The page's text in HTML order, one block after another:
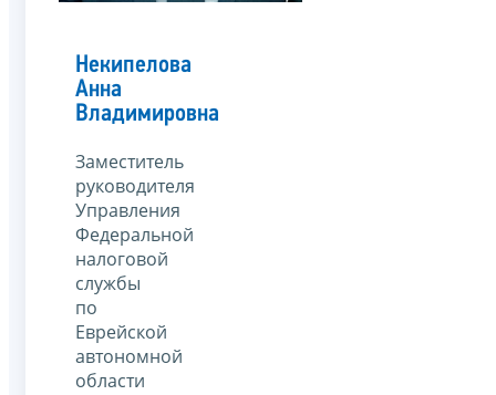
Некипелова
Анна
Владимировна
Заместитель
руководителя
Управления
Федеральной
налоговой
службы
по
Еврейской
автономной
области